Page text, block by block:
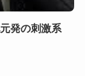
発の刺激系